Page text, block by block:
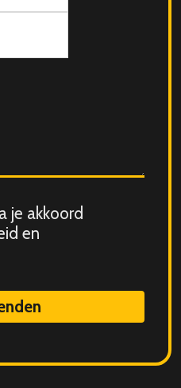
je akkoord
en